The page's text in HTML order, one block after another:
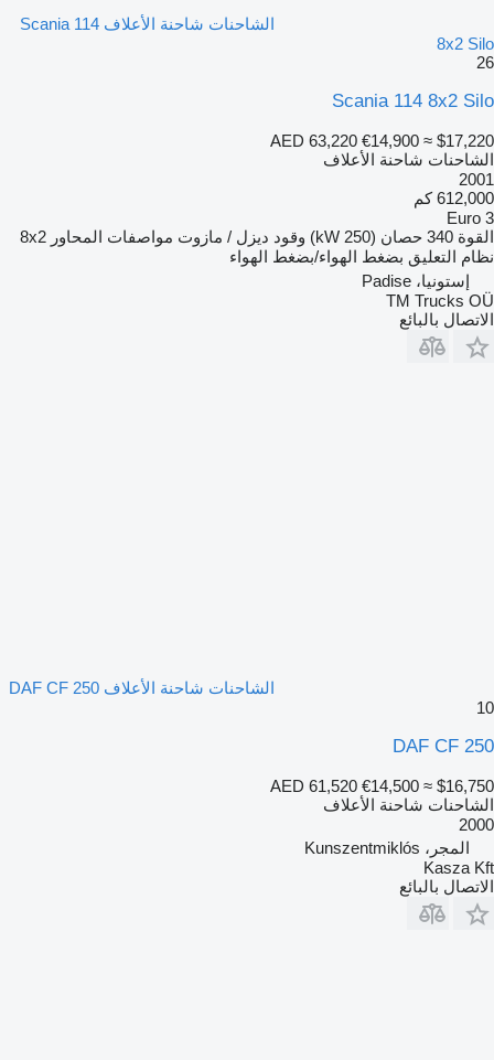
الشاحنات شاحنة الأعلاف Scania 114
8x2 Silo
26
Scania 114 8x2 Silo
AED 63,220 €14,900 ≈ $17,220
الشاحنات شاحنة الأعلاف
2001
612,000 كم
Euro 3
القوة 340 حصان (250 kW) وقود ديزل / مازوت مواصفات المحاور 8x2
نظام التعليق بضغط الهواء/بضغط الهواء
إستونيا، Padise
TM Trucks OÜ
الاتصال بالبائع
الشاحنات شاحنة الأعلاف DAF CF 250
10
DAF CF 250
AED 61,520 €14,500 ≈ $16,750
الشاحنات شاحنة الأعلاف
2000
المجر، Kunszentmiklós
Kasza Kft
الاتصال بالبائع